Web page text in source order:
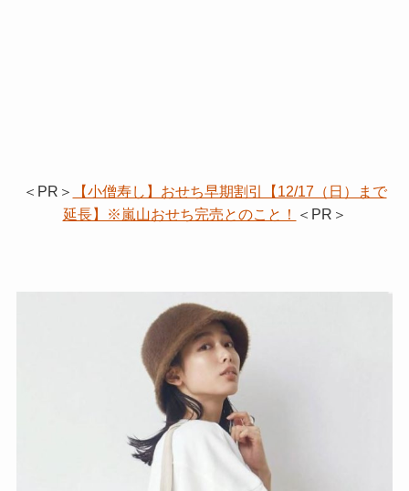
＜PR＞
【小僧寿し】おせち早期割引【12/17（日）まで
延長】※嵐山おせち完売とのこと！
＜PR＞